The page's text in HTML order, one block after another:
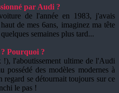
par Audi ?
de l'année en 1983, j'avais
de mes 6ans, imaginez ma tête
semaines plus tard...
Pourquoi ?
l'aboutissement ultime de l'Audi
possédé des modèles modernes à
regard se détournait toujours sur ce
le pas !